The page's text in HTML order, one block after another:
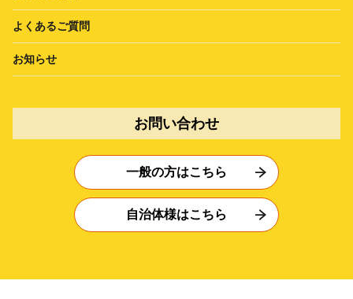
よくあるご質問
お知らせ
お問い合わせ
一般の方はこちら
自治体様はこちら